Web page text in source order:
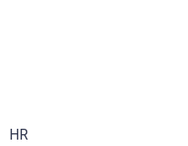
HR